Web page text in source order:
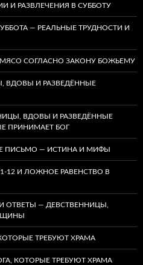
И РАЗВЛЕЧЕНИЯ В СУББОТУ
— РЕАЛЬНЫЕ ТРУДНОСТИ И
СОГЛАСНО ЗАКОНУ БОЖЬЕМУ
ВДОВЫ И РАЗВЕДЁННЫЕ
ВДОВЫ И РАЗВЕДЁННЫЕ
ПРИНИМАЕТ БОГ
ПИСЬМО — ИСТИНА И МИФЫ
12 И ЛОЖНОЕ РАВЕНСТВО В
ОТВЕТЫ — ДЕВСТВЕННИЦЫ,
ТРЕБУЮТ ХРАМА
КОТОРЫЕ ТРЕБУЮТ ХРАМА